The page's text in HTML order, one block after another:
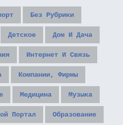
Без Рубрики
Детское Дом И Дача
Интернет И Связь
Компании, Фирмы
Медицина Музыка
Портал Образование